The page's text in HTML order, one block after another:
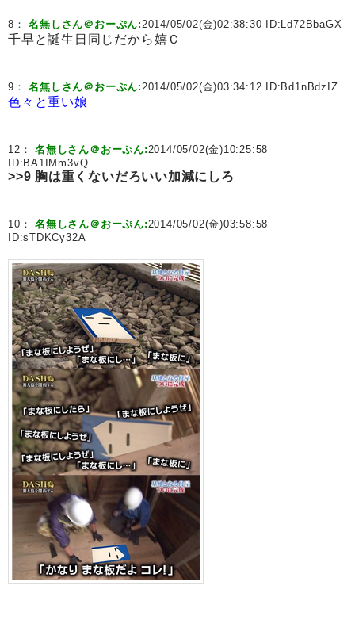
8：名無しさん＠おーぷん:2014/05/02(金)02:38:30 ID: Ld72BbaGX
千早と誕生日同じだから嬉Ｃ
9：名無しさん＠おーぷん:2014/05/02(金)03:34:12 ID: Bd1nBdzIZ
色々と重い娘
12：名無しさん＠おーぷん:2014/05/02(金)10:25:58
ID: BA1IMm3vQ
>>9 胸は重くないだろいい加減にしろ
10：名無しさん＠おーぷん:2014/05/02(金)03:58:58
ID:sTDKCy32A